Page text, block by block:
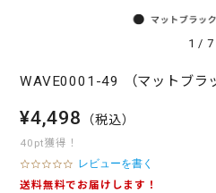
1 / 7
WAVE0001-49 （マットブラ
¥4,498 （税込）
40pt獲得！
0
.
レビューを書く
送料無料でお届けします！